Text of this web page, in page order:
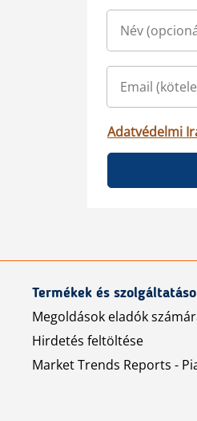
Adatvédelmi
Termékek és
Megoldások eladók
Hirdetés feltöltése
Market Trends Reports -